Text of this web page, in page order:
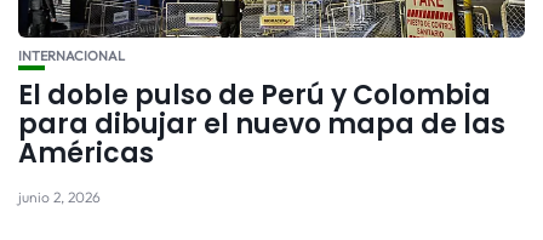
INTERNACIONAL
El doble pulso de Perú y Colombia
para dibujar el nuevo mapa de las
Américas
junio 2, 2026